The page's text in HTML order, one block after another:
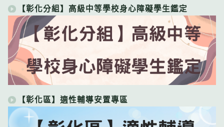
【彰化分組】高級中等學校身心障礙學生鑑定
【彰化區】適性輔導安置專區